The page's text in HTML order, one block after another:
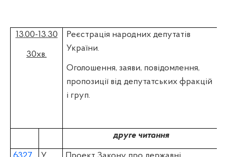
13.00-13.30
30хв.
Реєстрація народних депутатів
України.
Оголошення, заяви, повідомлення,
пропозиції від депутатських фракцій
і груп.
друге читання